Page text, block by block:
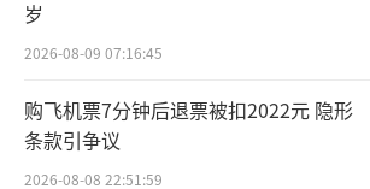
岁
2026-08-09 07:16:45
购飞机票7分钟后退票被扣2022元 隐形
条款引争议
2026-08-08 22:51:59